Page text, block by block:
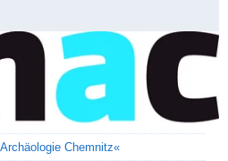
Chemnitz«